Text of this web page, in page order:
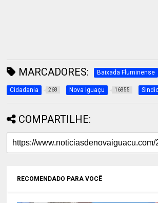
MARCADORES: Baixada Fluminense
Cidadania 268 Nova Iguaçu 16855
COMPARTILHE:
RECOMENDADO PARA VOCÊ